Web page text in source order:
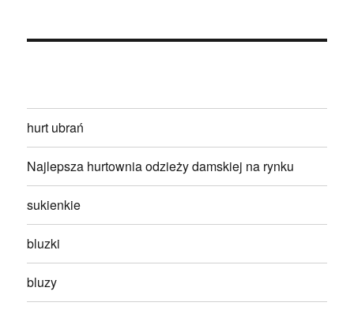
hurt ubrań
Najlepsza hurtownia odzieży damskiej na rynku
sukienkie
bluzki
bluzy